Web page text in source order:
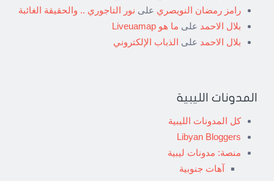
رامز رمضان النويصري على نور التاجوري .. والحقيقة الغائبة
بلال الاحمد على ما هو Liveuamap
بلال الاحمد على الذباب الإلكتروني
المدونات الليبية
كل المدونات الليبية
Libyan Bloggers
منصة: مدونات ليبية
آهات جنوبية